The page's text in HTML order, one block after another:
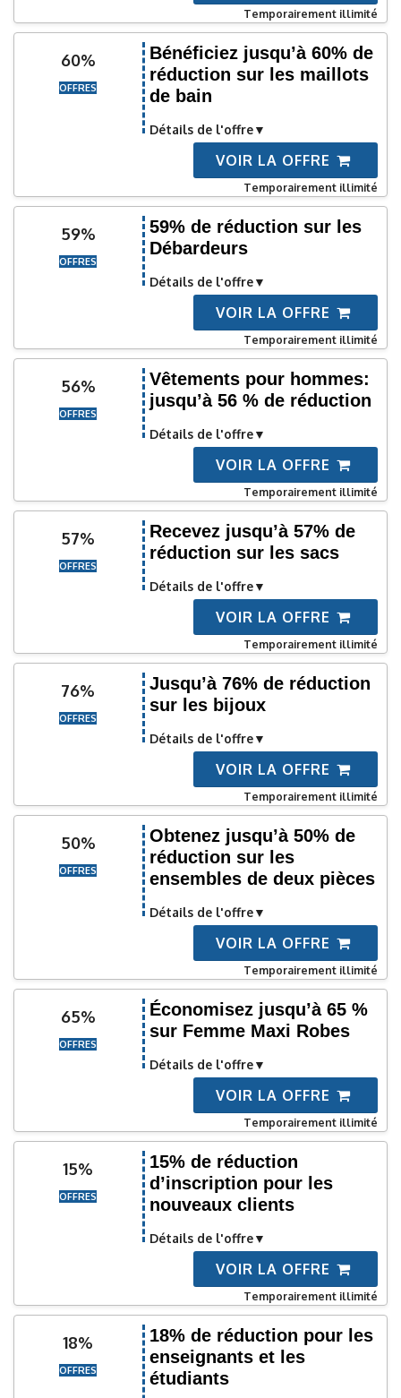
Temporairement illimité
60%
OFFRES
Bénéficiez jusqu’à 60% de
réduction sur les maillots
de bain
Détails de l'offre
VOIR LA OFFRE
Temporairement illimité
59%
OFFRES
59% de réduction sur les
Débardeurs
Détails de l'offre
VOIR LA OFFRE
Temporairement illimité
56%
OFFRES
Vêtements pour hommes:
jusqu’à 56 % de réduction
Détails de l'offre
VOIR LA OFFRE
Temporairement illimité
57%
OFFRES
Recevez jusqu’à 57% de
réduction sur les sacs
Détails de l'offre
VOIR LA OFFRE
Temporairement illimité
76%
OFFRES
Jusqu’à 76% de réduction
sur les bijoux
Détails de l'offre
VOIR LA OFFRE
Temporairement illimité
50%
OFFRES
Obtenez jusqu’à 50% de
réduction sur les
ensembles de deux pièces
Détails de l'offre
VOIR LA OFFRE
Temporairement illimité
65%
OFFRES
Économisez jusqu’à 65 %
sur Femme Maxi Robes
Détails de l'offre
VOIR LA OFFRE
Temporairement illimité
15%
OFFRES
15% de réduction
d’inscription pour les
nouveaux clients
Détails de l'offre
VOIR LA OFFRE
Temporairement illimité
18%
OFFRES
18% de réduction pour les
enseignants et les
étudiants